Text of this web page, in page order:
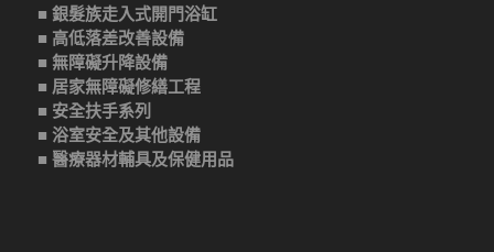
■ 銀髮族走入式開門浴缸
■ 高低落差改善設備
■ 無障礙升降設備
■ 居家無障礙修繕工程
■ 安全扶手系列
■ 浴室安全及其他設備
■ 醫療器材輔具及保健用品